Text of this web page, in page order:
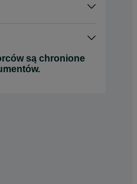
są chronione